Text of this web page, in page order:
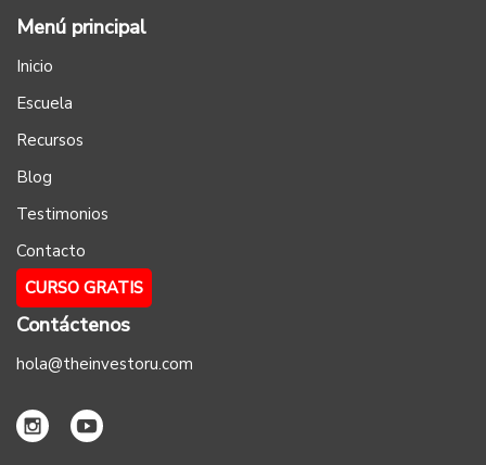
Menú principal
Inicio
Escuela
Recursos
Blog
Testimonios
Contacto
CURSO GRATIS
Contáctenos
hola@theinvestoru.com